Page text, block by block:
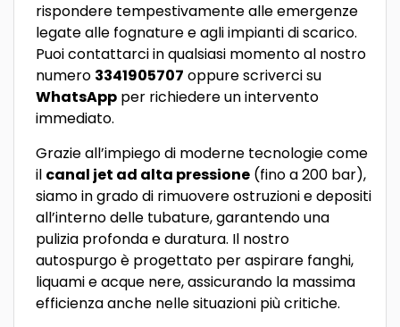
rispondere tempestivamente alle emergenze
legate alle fognature e agli impianti di scarico.
Puoi contattarci in qualsiasi momento al nostro
numero 3341905707 oppure scriverci su
WhatsApp per richiedere un intervento
immediato.
Grazie all’impiego di moderne tecnologie come
il canal jet ad alta pressione (fino a 200 bar),
siamo in grado di rimuovere ostruzioni e depositi
all’interno delle tubature, garantendo una
pulizia profonda e duratura. Il nostro
autospurgo è progettato per aspirare fanghi,
liquami e acque nere, assicurando la massima
efficienza anche nelle situazioni più critiche.